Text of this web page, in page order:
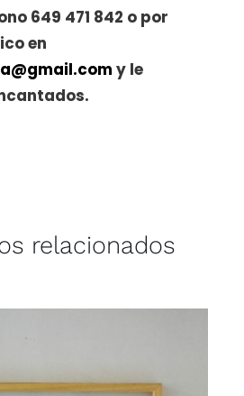
649 471 842 o por
en
y le
relacionados